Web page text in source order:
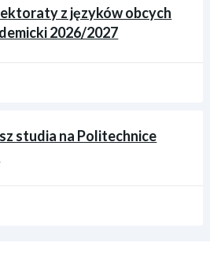
z języków obcych
2026/2027
studia na Politechnice